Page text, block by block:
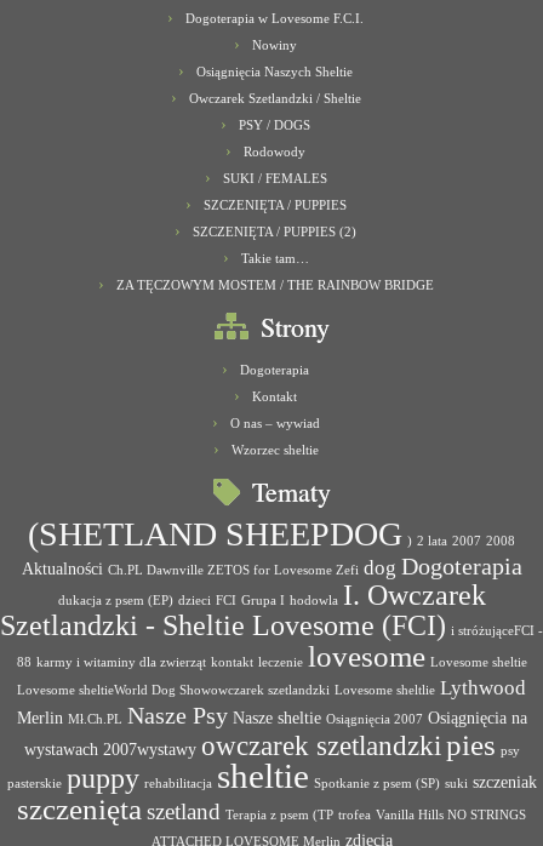
Dogoterapia w Lovesome F.C.I.
Nowiny
Osiągnięcia Naszych Sheltie
Owczarek Szetlandzki / Sheltie
PSY / DOGS
Rodowody
SUKI / FEMALES
SZCZENIĘTA / PUPPIES
SZCZENIĘTA / PUPPIES (2)
Takie tam…
ZA TĘCZOWYM MOSTEM / THE RAINBOW BRIDGE
Strony
Dogoterapia
Kontakt
O nas – wywiad
Wzorzec sheltie
Tematy
(SHETLAND SHEEPDOG ) 2 lata 2007 2008
Aktualności Ch.PL Dawnville ZETOS for Lovesome Zefi dog Dogoterapia
dukacja z psem (EP) dzieci FCI Grupa I hodowla I. Owczarek
Szetlandzki - Sheltie Lovesome (FCI) i stróżująceFCI -
88 karmy i witaminy dla zwierząt kontakt leczenie lovesome Lovesome sheltie
Lovesome sheltieWorld Dog Showowczarek szetlandzki Lovesome sheltlie Lythwood
Merlin Mł.Ch.PL Nasze Psy Nasze sheltie Osiągnięcia 2007 Osiągnięcia na
wystawach 2007wystawy owczarek szetlandzki pies psy
pasterskie puppy rehabilitacja sheltie Spotkanie z psem (SP) suki szczeniak
szczenięta szetland Terapia z psem (TP trofea Vanilla Hills NO STRINGS
ATTACHED LOVESOME Merlin zdjęcia